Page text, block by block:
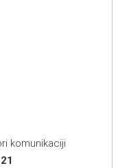
komunikaciji